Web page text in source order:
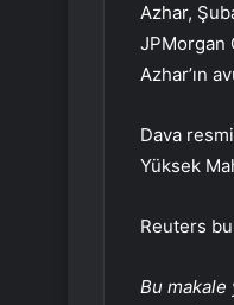
Azhar,
JPMorgan
Azhar’ın
Dava
Yüksek
Reuters
Bu